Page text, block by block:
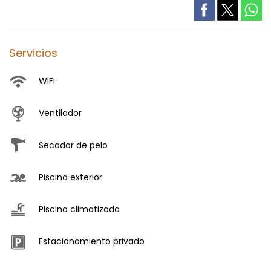
Servicios
WiFi
Ventilador
Secador de pelo
Piscina exterior
Piscina climatizada
Estacionamiento privado